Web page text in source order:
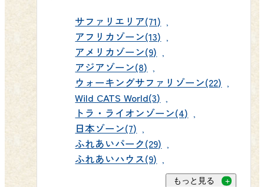
サファリエリア(71)
アフリカゾーン(13)
アメリカゾーン(9)
アジアゾーン(8)
ウォーキングサファリゾーン(22)
Wild CATS World(3)
トラ・ライオンゾーン(4)
日本ゾーン(7)
ふれあいパーク(29)
ふれあいハウス(9)
もっと見る